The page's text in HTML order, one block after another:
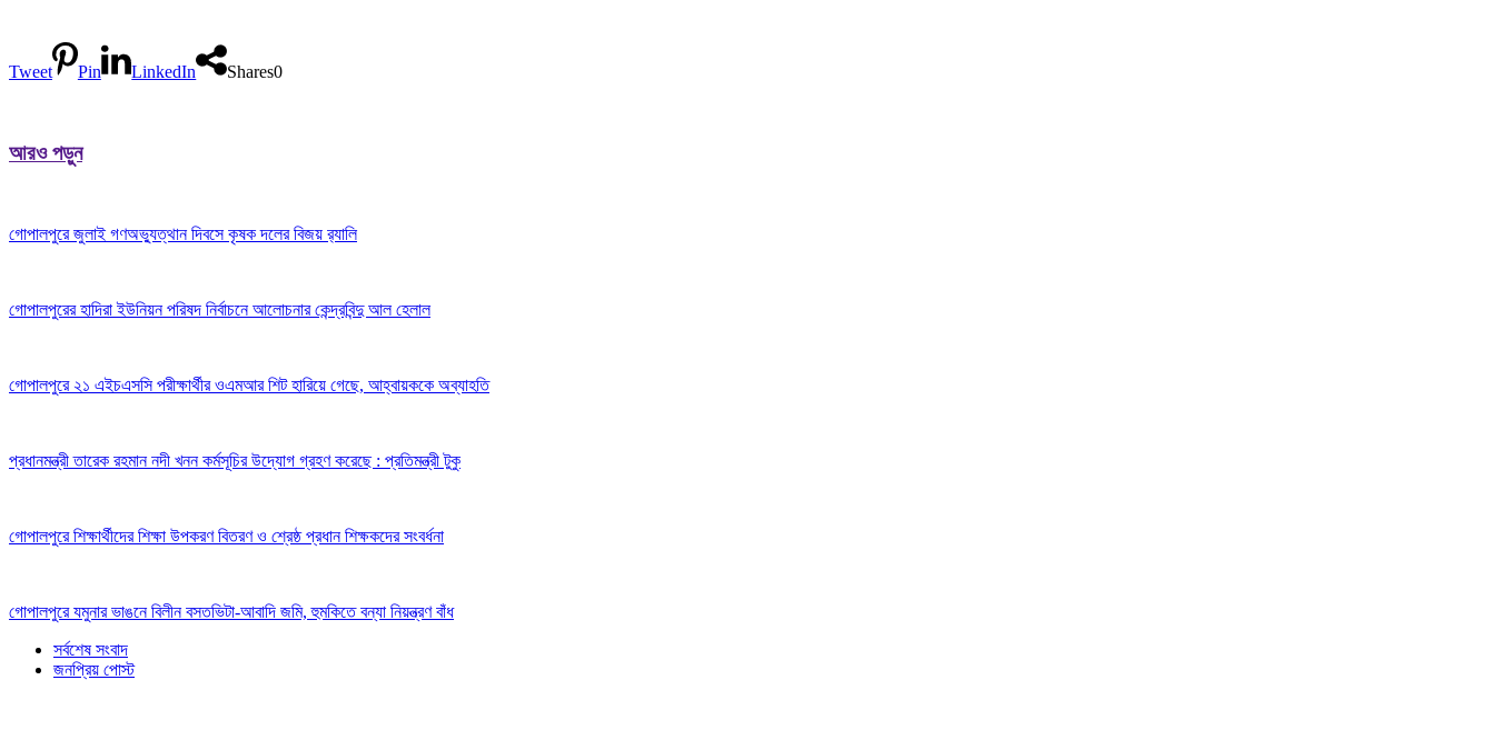
Tweet Pin LinkedIn Shares0
আরও পড়ুন
গোপালপুরে জুলাই গণঅভ্যুত্থান দিবসে কৃষক দলের বিজয় র‍্যালি
গোপালপুরের হাদিরা ইউনিয়ন পরিষদ নির্বাচনে আলোচনার কেন্দ্রবিন্দু আল হেলাল
গোপালপুরে ২১ এইচএসসি পরীক্ষার্থীর ওএমআর শিট হারিয়ে গেছে, আহ্বায়ককে অব্যাহতি
প্রধানমন্ত্রী তারেক রহমান নদী খনন কর্মসূচির উদ্যোগ গ্রহণ করেছে : প্রতিমন্ত্রী টুকু
গোপালপুরে শিক্ষার্থীদের শিক্ষা উপকরণ বিতরণ ও শ্রেষ্ঠ প্রধান শিক্ষকদের সংবর্ধনা
গোপালপুরে যমুনার ভাঙনে বিলীন বসতভিটা-আবাদি জমি, হুমকিতে বন্যা নিয়ন্ত্রণ বাঁধ
সর্বশেষ সংবাদ
জনপ্রিয় পোস্ট